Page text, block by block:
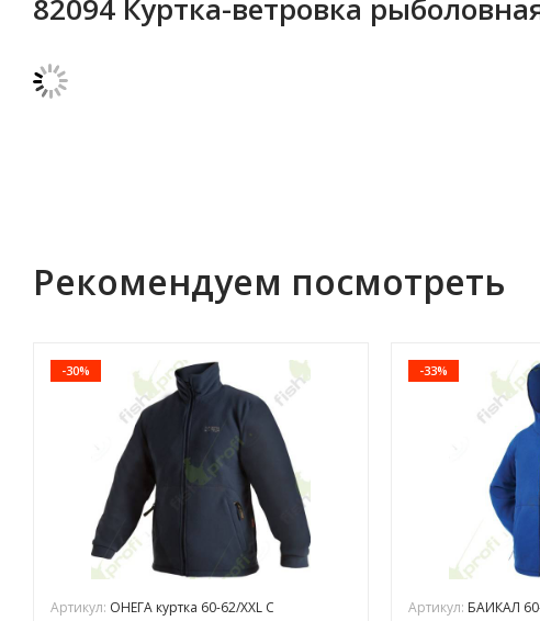
82094 Куртка-ветровка
Рекомендуем посмотреть
-30%
Артикул: ОНЕГА куртка 60-62/XXL С
-33%
Артикул: БАЙКАЛ